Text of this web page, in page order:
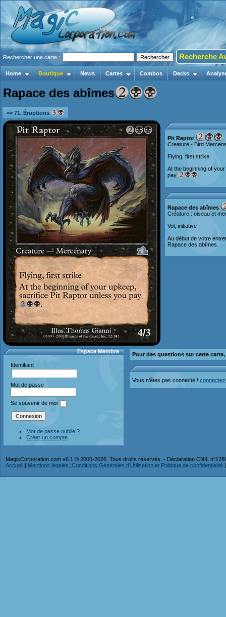
Rechercher une carte : Recherche
Home Boutique News Cartes Combos Decks
Rapace des abîmes
<< 71. Éruptions
Pit Raptor
Creature - Bird
Flying, first strike.
At the beginning of
pay
Rapace des abîmes
Créature : oiseau et
Vol, initiative
Au début de votre
Rapace des abîmes.
Espace Membre
Identifiant
Mot de passe
Se souvenir de moi
Mot de passe oublié ?
Créer un compte
Pour des questions sur cette
Vous n'êtes pas connecté !
MagicCorporation.com v6.1 © 2000-2026. Tous droits réservés. - Déclaration CNIL
Accueil | Mentions légales, Conditions Générales d'Utilisation et Politique de confidentialité